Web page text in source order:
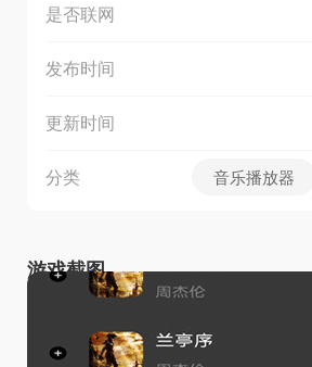
是否联网
发布时间
更新时间
分类 音乐播放器
游戏截图